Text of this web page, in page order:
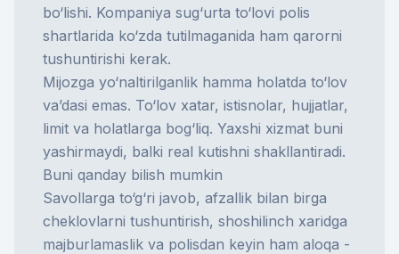
bo‘lishi. Kompaniya sug‘urta to‘lovi polis
shartlarida ko‘zda tutilmaganida ham qarorni
tushuntirishi kerak.
Mijozga yo‘naltirilganlik hamma holatda to‘lov
va’dasi emas. To‘lov xatar, istisnolar, hujjatlar,
limit va holatlarga bog‘liq. Yaxshi xizmat buni
yashirmaydi, balki real kutishni shakllantiradi.
Buni qanday bilish mumkin
Savollarga to‘g‘ri javob, afzallik bilan birga
cheklovlarni tushuntirish, shoshilinch xaridga
majburlamaslik va polisdan keyin ham aloqa -